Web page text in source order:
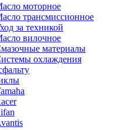
моторное
трансмиссионное
за техникой
вилочное
материалы
охлаждения